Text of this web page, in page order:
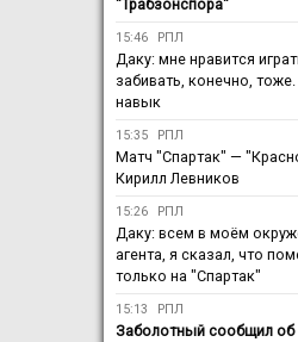
"Трабзонспора"
15:46 РПЛ
Даку: мне нравится
забивать, конечно,
навык
15:35 РПЛ
Матч "Спартак" —
Кирилл Левников
15:26 РПЛ
Даку: всем в моём
агента, я сказал, что
только на "Спартак"
15:13 РПЛ
Заболотный сообщил об